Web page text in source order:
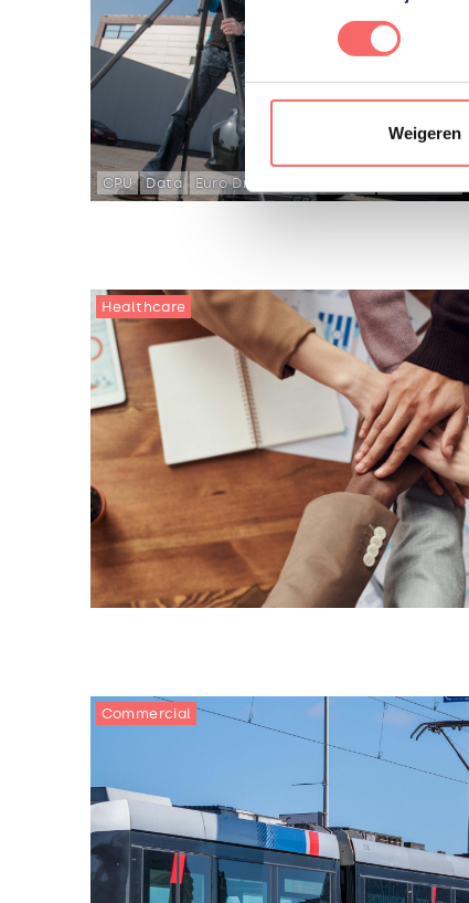
Meer informatie,
het gebruik van cookies
Weigeren
CPU Data Euro Drone Inspections
Healthcare
Commercial